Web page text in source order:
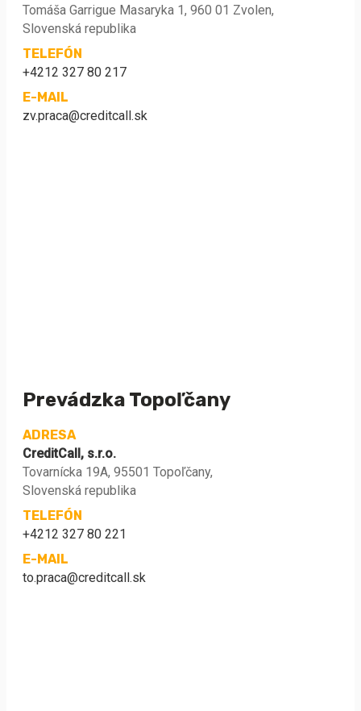
Tomáša Garrigue Masaryka 1, 960 01 Zvolen,
Slovenská republika
TELEFÓN
+4212 327 80 217
E-MAIL
zv.praca@creditcall.sk
Prevádzka Topoľčany
ADRESA
CreditCall, s.r.o.
Tovarnícka 19A, 95501 Topoľčany,
Slovenská republika
TELEFÓN
+4212 327 80 221
E-MAIL
to.praca@creditcall.sk